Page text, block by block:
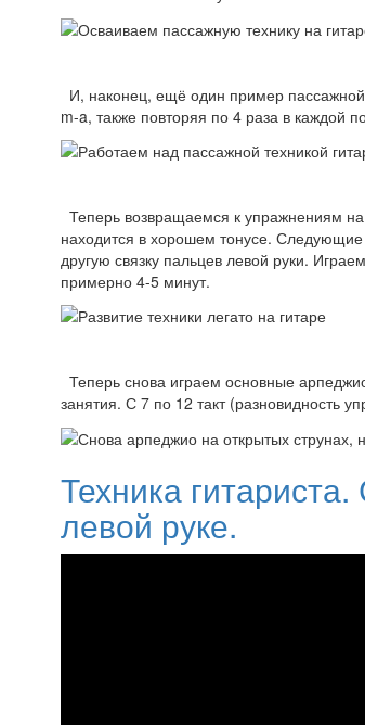
И, наконец, ещё один пример
m-a, также повторяя по 4 раза в каждой
Теперь возвращаемся к упражнениям на
находится в хорошем тонусе.
другую связку пальцев левой руки.
примерно 4-5 минут.
Теперь снова играем основные
занятия. С 7 по 12 такт (разновидность
Техника
левой руке.